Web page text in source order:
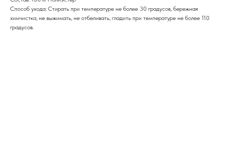
Способ ухода: Стирать при температуре не более 30 градусов, бережная
химчистка, не выжимать, не отбеливать, гладить при температуре не более 110
градусов.